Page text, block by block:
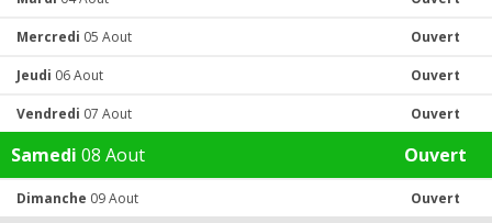
Mercredi 05 Aout Ouvert
Jeudi 06 Aout Ouvert
Vendredi 07 Aout Ouvert
Samedi 08 Aout Ouvert
Dimanche 09 Aout Ouvert